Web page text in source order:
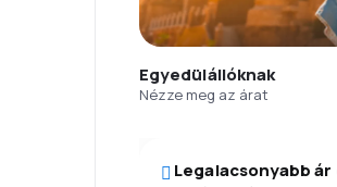
Egyedülállóknak
Nézze meg az árat
Legalacsonyabb